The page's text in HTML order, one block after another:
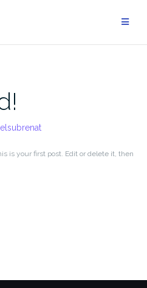
is your first post. Edit or delete it, then